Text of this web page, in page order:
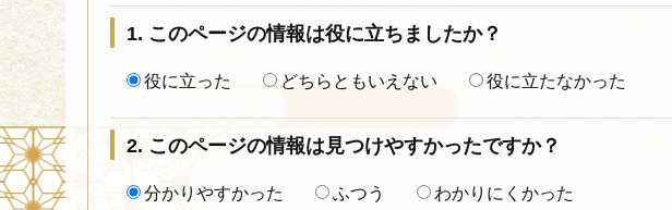
1. このページの情報は役に立ちましたか？
役に立った どちらともいえない 役に立たなかった
2. このページの情報は見つけやすかったですか？
分かりやすかった ふつう わかりにくかった